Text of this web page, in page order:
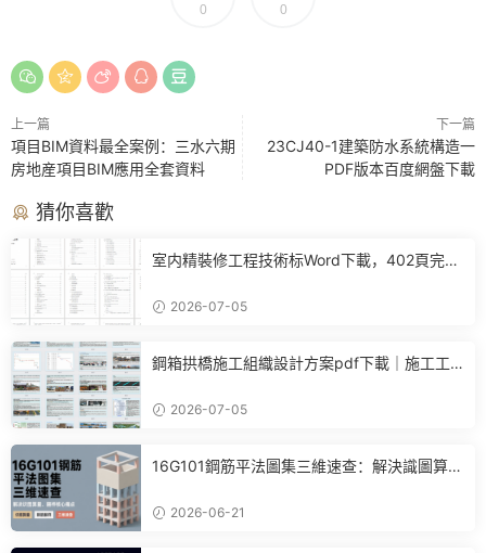
0 0
上一篇
項目BIM資料最全案例：三水六期
房地産項目BIM應用全套資料
下一篇
23CJ40-1建築防水系統構造一
PDF版本百度網盤下載
猜你喜歡
室内精裝修工程技術标Word下載，402頁完整
2026-07-05
鋼箱拱橋施工組織設計方案pdf下載｜施工工
2026-07-05
16G101鋼筋平法圖集三維速查：解決識圖算
2026-06-21